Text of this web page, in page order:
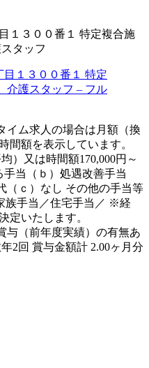
１３００番１ 特定複合施
タッフ
イム求人の場合は月額（換
間額を表示しています。
）又は時間額170,000円～
手当（ｂ）処遇改善手当
（ｃ）なし その他の手当等
族手当／住宅手当／ ※経
定いたします。
（前年度実績）の有無あ
2回 賞与金額計 2.00ヶ月分